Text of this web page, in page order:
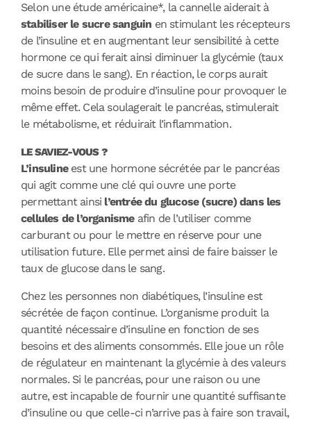
Selon une étude américaine*, la cannelle aiderait à
stabiliser le sucre sanguin en stimulant les récepteurs
de l’insuline et en augmentant leur sensibilité à cette
hormone ce qui ferait ainsi diminuer la glycémie (taux
de sucre dans le sang). En réaction, le corps aurait
moins besoin de produire d’insuline pour provoquer le
même effet. Cela soulagerait le pancréas, stimulerait
le métabolisme, et réduirait l’inflammation.
LE SAVIEZ-VOUS ?
L’insulineest une hormone sécrétée par le pancréas
qui agit comme une clé qui ouvre une porte
permettant ainsi l’entrée du glucose (sucre) dans les
cellules de l’organismeafin de l’utiliser comme
carburant ou pour le mettre en réserve pour une
utilisation future. Elle permet ainsi de faire baisser le
taux de glucose dans le sang.
Chez les personnes non diabétiques, l’insuline est
sécrétée de façon continue. L’organisme produit la
quantité nécessaire d’insuline en fonction de ses
besoins et des aliments consommés. Elle joue un rôle
de régulateur en maintenant la glycémie à des valeurs
normales. Si le pancréas, pour une raison ou une
autre, est incapable de fournir une quantité suffisante
d’insuline ou que celle-ci n’arrive pas à faire son travail,